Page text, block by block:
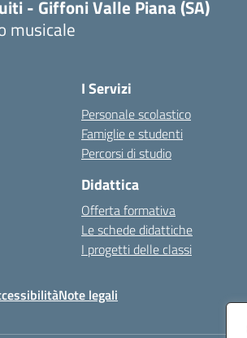
- Giffoni Valle Piana (SA)
musicale
I Servizi
Personale scolastico
Famiglie e studenti
Percorsi di studio
Didattica
Offerta formativa
Le schede didattiche
I progetti delle classi
Note legali